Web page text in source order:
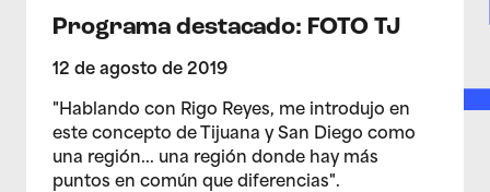
Programa destacado: FOTO TJ
12 de agosto de 2019
"Hablando con Rigo Reyes, me introdujo en
este concepto de Tijuana y San Diego como
una región... una región donde hay más
puntos en común que diferencias".